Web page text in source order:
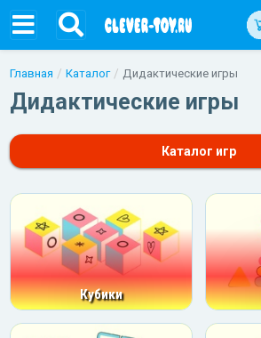
Главная Каталог Дидактические игры
Дидактические игры
Каталог игр
Кубики